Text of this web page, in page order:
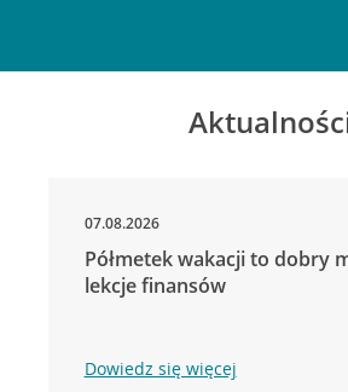
07.08.2026
Półmetek wakacji to dobry
lekcje finansów
Dowiedz się więcej